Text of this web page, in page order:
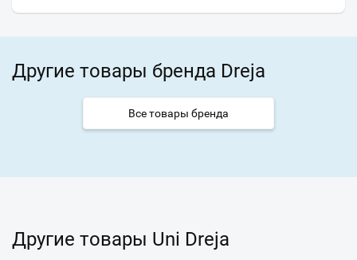
Другие товары бренда Dreja
Все товары бренда
Другие товары Uni Dreja